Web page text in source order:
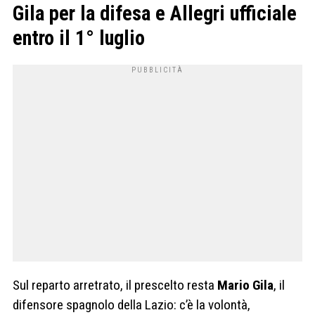
Gila per la difesa e Allegri ufficiale
entro il 1° luglio
Sul reparto arretrato, il prescelto resta Mario Gila, il
difensore spagnolo della Lazio: c’è la volontà,